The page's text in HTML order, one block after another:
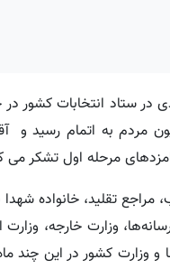
ستاد انتخابات کشور
مشارکت بالغ بر ۳۰میلیون
مرحله اول تشکر می
مراجع تقلید، خانواده
وزارت خارجه،
و وزارت کشور در این چند